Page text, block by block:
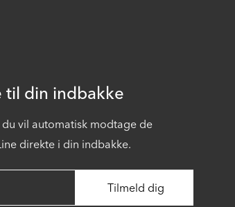
til din indbakke
vil automatisk modtage de
direkte i din indbakke.